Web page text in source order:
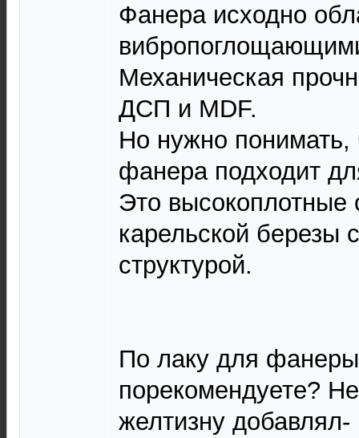
Фанера исходно
Механическая
ДСП и MDF.
Но нужно понимать,
фанера подходит
Это высокоплотные
карельской березы
структурой.
По лаку для
порекомендуете?
желтизну